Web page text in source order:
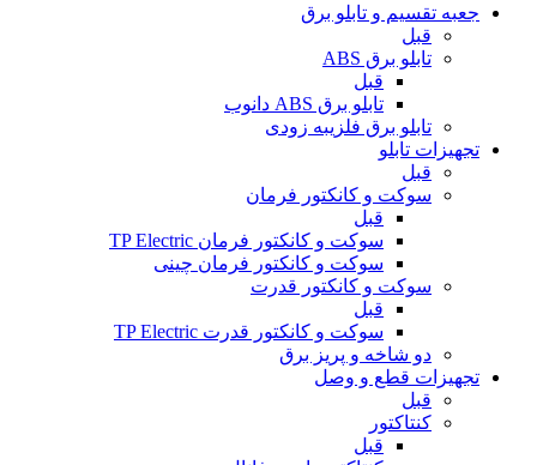
جعبه تقسیم و تابلو برق
قبل
تابلو برق ABS
قبل
تابلو برق ABS دانوب
تابلو برق فلزیبه زودی
تجهیزات تابلو
قبل
سوکت و کانکتور فرمان
قبل
سوکت و کانکتور فرمان TP Electric
سوکت و کانکتور فرمان چینی
سوکت و کانکتور قدرت
قبل
سوکت و کانکتور قدرت TP Electric
دو شاخه و پریز برق
تجهیزات قطع و وصل
قبل
کنتاکتور
قبل